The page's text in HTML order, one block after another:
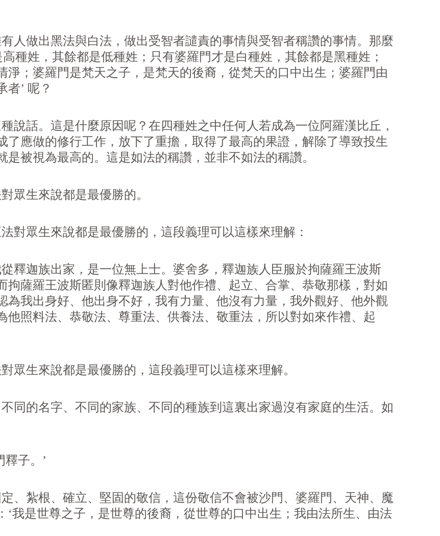
做出黑法與白法，做出受智者譴責的事情與受智者稱讚的事情。那麼
種姓，其餘都是低種姓；只有婆羅門才是白種姓，其餘都是黑種姓；
淨；婆羅門是梵天之子，是梵天的後裔，從梵天的口中出生；婆羅門由
’ 呢？
話。這是什麼原因呢？在四種姓之中任何人若成為一位阿羅漢比丘，
了應做的修行工作，放下了重擔，取得了最高的果證，解除了導致投生
被視為最高的。這是如法的稱讚，並非不如法的稱讚。
生來說都是最優勝的。
眾生來說都是最優勝的，這段義理可以這樣來理解：
迦族出家，是一位無上士。婆舍多，釋迦族人臣服於拘薩羅王波斯
拘薩羅王波斯匿則像釋迦族人對他作禮、起立、合掌、恭敬那樣，對如
為我出身好、他出身不好，我有力量、他沒有力量，我外觀好、他外觀
他照料法、恭敬法、尊重法、供養法、敬重法，所以對如來作禮、起
生來說都是最優勝的，這段義理可以這樣來理解。
的名字、不同的家族、不同的種族到這裏出家過沒有家庭的生活。如
子。’
紮根、確立、堅固的敬信，這份敬信不會被沙門、婆羅門、天神、魔
我是世尊之子，是世尊的後裔，從世尊的口中出生；我由法所生、由法